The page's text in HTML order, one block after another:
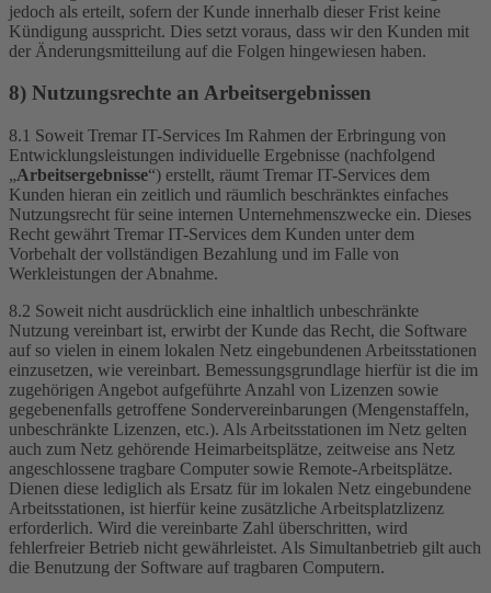
jedoch als erteilt, sofern der Kunde innerhalb dieser Frist keine
Kündigung ausspricht. Dies setzt voraus, dass wir den Kunden mit
der Änderungsmitteilung auf die Folgen hingewiesen haben.
8) Nutzungsrechte an Arbeitsergebnissen
8.1 Soweit Tremar IT-Services Im Rahmen der Erbringung von
Entwicklungsleistungen individuelle Ergebnisse (nachfolgend
„Arbeitsergebnisse“) erstellt, räumt Tremar IT-Services dem
Kunden hieran ein zeitlich und räumlich beschränktes einfaches
Nutzungsrecht für seine internen Unternehmenszwecke ein. Dieses
Recht gewährt Tremar IT-Services dem Kunden unter dem
Vorbehalt der vollständigen Bezahlung und im Falle von
Werkleistungen der Abnahme.
8.2 Soweit nicht ausdrücklich eine inhaltlich unbeschränkte
Nutzung vereinbart ist, erwirbt der Kunde das Recht, die Software
auf so vielen in einem lokalen Netz eingebundenen Arbeitsstationen
einzusetzen, wie vereinbart. Bemessungsgrundlage hierfür ist die im
zugehörigen Angebot aufgeführte Anzahl von Lizenzen sowie
gegebenenfalls getroffene Sondervereinbarungen (Mengenstaffeln,
unbeschränkte Lizenzen, etc.). Als Arbeitsstationen im Netz gelten
auch zum Netz gehörende Heimarbeitsplätze, zeitweise ans Netz
angeschlossene tragbare Computer sowie Remote-Arbeitsplätze.
Dienen diese lediglich als Ersatz für im lokalen Netz eingebundene
Arbeitsstationen, ist hierfür keine zusätzliche Arbeitsplatzlizenz
erforderlich. Wird die vereinbarte Zahl überschritten, wird
fehlerfreier Betrieb nicht gewährleistet. Als Simultanbetrieb gilt auch
die Benutzung der Software auf tragbaren Computern.